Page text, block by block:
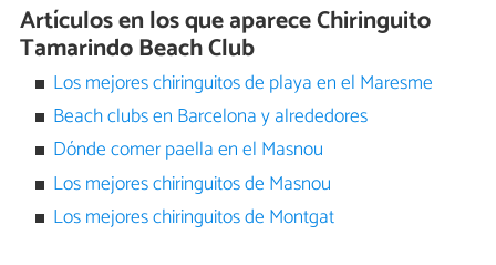
Artículos en los que aparece Chiringuito
Tamarindo Beach Club
Los mejores chiringuitos de playa en el Maresme
Beach clubs en Barcelona y alrededores
Dónde comer paella en el Masnou
Los mejores chiringuitos de Masnou
Los mejores chiringuitos de Montgat